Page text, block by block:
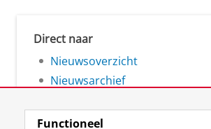
Direct naar
Nieuwsoverzicht
Nieuwsarchief
Functioneel